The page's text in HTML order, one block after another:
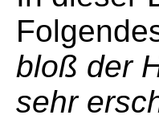
bloß der
sehr